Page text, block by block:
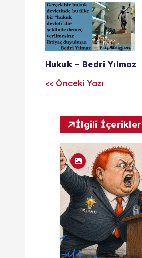
Y
a
z
Hukuk – Bedri Yılmaz
<< Önceki Yazı
İlgili İçerikler